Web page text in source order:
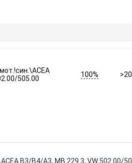
505.00
100%
B3/B4/A3, MB 229.3, VW 502 00/